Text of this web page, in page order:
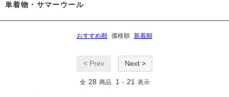
単着物・サマーウール
おすすめ順 価格順 新着順
< Prev Next >
全 28 商品 1 - 21 表示